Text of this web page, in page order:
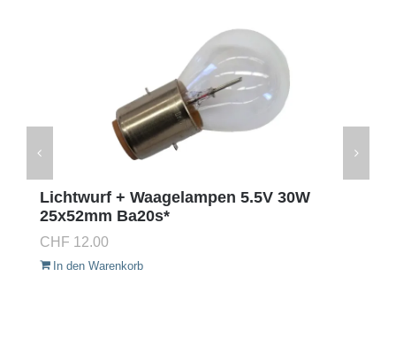
Lichtwurf + Waagelampen 5.5V 30W
25x52mm Ba20s*
CHF 12.00
In den Warenkorb